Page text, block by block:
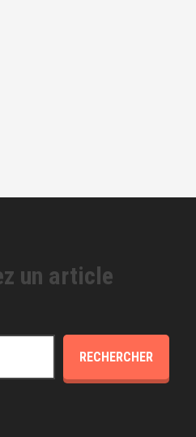
un article
RECHERCHER